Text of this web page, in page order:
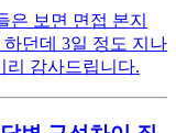
은 보면 면접 본지
던데 3일 정도 지나
리 감사드립니다.